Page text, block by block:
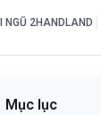
NGŨ 2HANDLAND
Mục lục